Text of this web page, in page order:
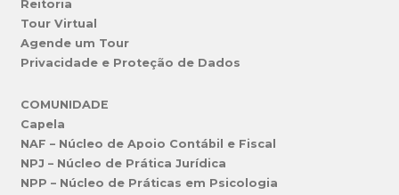
Reitoria
Tour Virtual
Agende um Tour
Privacidade e Proteção de Dados
COMUNIDADE
Capela
NAF – Núcleo de Apoio Contábil e Fiscal
NPJ – Núcleo de Prática Jurídica
NPP – Núcleo de Práticas em Psicologia